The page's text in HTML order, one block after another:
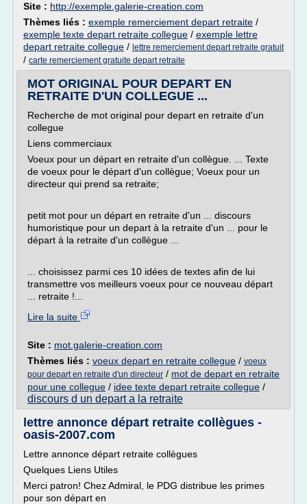
Site : http://exemple.galerie-creation.com
Thèmes liés : exemple remerciement depart retraite /
exemple texte depart retraite collegue / exemple lettre
depart retraite collegue / lettre remerciement depart retraite gratuit
/ carte remerciement gratuite depart retraite
MOT ORIGINAL POUR DEPART EN
RETRAITE D'UN COLLEGUE ...
Recherche de mot original pour depart en retraite d'un
collegue
Liens commerciaux
Voeux pour un départ en retraite d'un collègue. ... Texte
de voeux pour le départ d'un collègue; Voeux pour un
directeur qui prend sa retraite;
petit mot pour un départ en retraite d'un ... discours
humoristique pour un depart à la retraite d'un ... pour le
départ à la retraite d'un collègue ...
... choisissez parmi ces 10 idées de textes afin de lui
transmettre vos meilleurs voeux pour ce nouveau départ
... retraite !...
Lire la suite
Site : mot.galerie-creation.com
Thèmes liés : voeux depart en retraite collegue / voeux
pour depart en retraite d'un directeur / mot de depart en retraite
pour une collegue / idee texte depart retraite collegue /
discours d un depart a la retraite
lettre annonce départ retraite collègues -
oasis-2007.com
Lettre annonce départ retraite collègues
Quelques Liens Utiles
Merci patron! Chez Admiral, le PDG distribue les primes
pour son départ en